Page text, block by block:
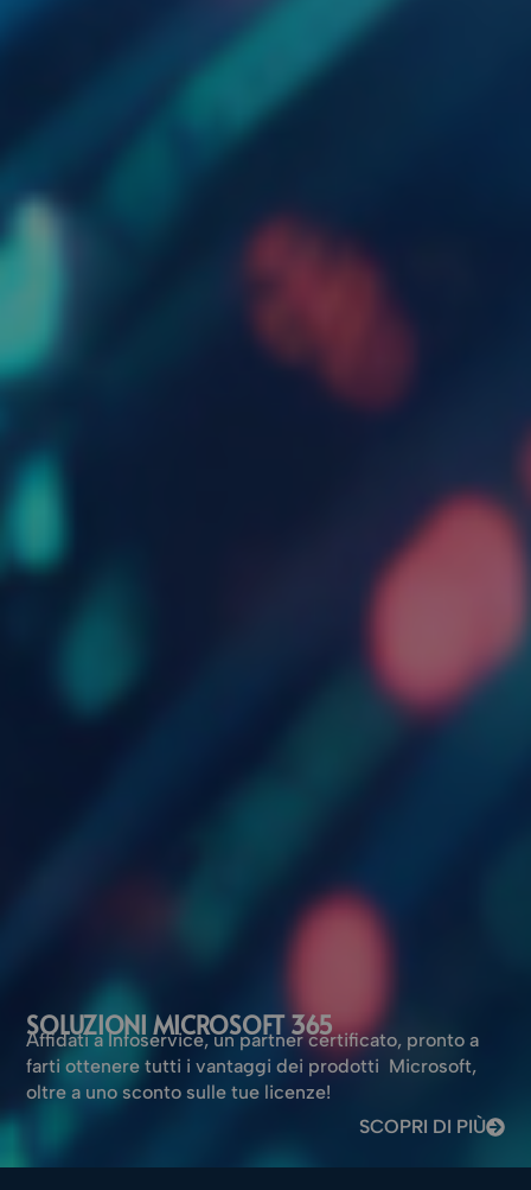
SOLUZIONI MICROSOFT 365
Affidati a Infoservice, un partner certificato, pronto a
farti ottenere tutti i vantaggi dei prodotti Microsoft,
oltre a uno sconto sulle tue licenze!
SCOPRI DI PIÙ